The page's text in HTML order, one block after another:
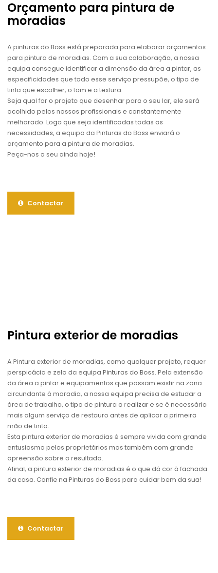
Orçamento para pintura de
moradias
A pinturas do Boss está preparada para elaborar orçamentos
para pintura de moradias. Com a sua colaboração, a nossa
equipa consegue identificar a dimensão da área a pintar, as
especificidades que todo esse serviço pressupõe, o tipo de
tinta que escolher, o tom e a textura.
Seja qual for o projeto que desenhar para o seu lar, ele será
acolhido pelos nossos profissionais e constantemente
melhorado. Logo que seja identificadas todas as
necessidades, a equipa da Pinturas do Boss enviará o
orçamento para a pintura de moradias.
Peça-nos o seu ainda hoje!
Contactar
Pintura exterior de moradias
A Pintura exterior de moradias, como qualquer projeto, requer
perspicácia e zelo da equipa Pinturas do Boss. Pela extensão
da área a pintar e equipamentos que possam existir na zona
circundante à moradia, a nossa equipa precisa de estudar a
área de trabalho, o tipo de pintura a realizar e se é necessário
mais algum serviço de restauro antes de aplicar a primeira
mão de tinta.
Esta pintura exterior de moradias é sempre vivida com grande
entusiasmo pelos proprietários mas também com grande
apreensão sobre o resultado.
Afinal, a pintura exterior de moradias é o que dá cor à fachada
da casa. Confie na Pinturas do Boss para cuidar bem da sua!
Contactar